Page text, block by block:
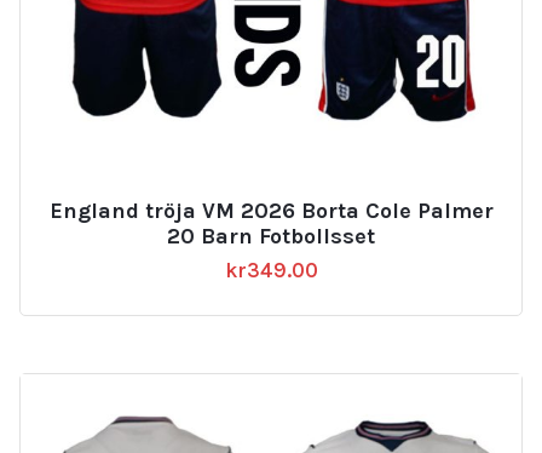
England tröja VM 2026 Borta Cole Palmer
20 Barn Fotbollsset
kr349.00